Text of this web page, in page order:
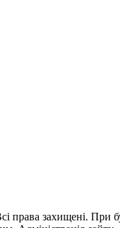
права захищені. При